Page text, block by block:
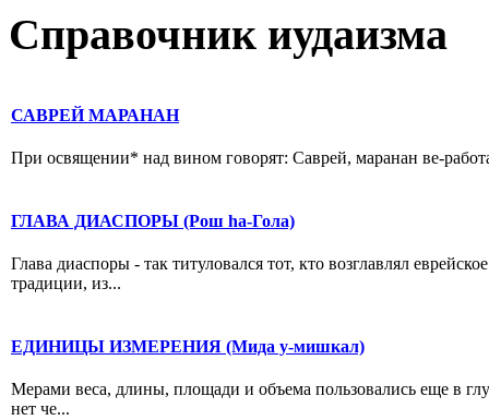
Справочник иудаизма
САВРЕЙ МАРАНАН
При освящении* над вином говорят: Саврей, маранан ве-
ГЛАВА ДИАСПОРЫ (Рош hа-Гола)
Глава диаспоры - так титуловался тот, кто возглавлял
традиции, из...
ЕДИНИЦЫ ИЗМЕРЕНИЯ (Мида у-мишкал)
Мерами веса, длины, площади и объема пользовались еще в
нет че...